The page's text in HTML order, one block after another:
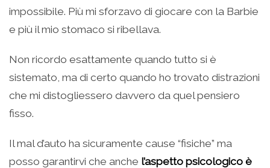
impossibile. Più mi sforzavo di giocare con la Barbie
e più il mio stomaco si ribellava.
Non ricordo esattamente quando tutto si è
sistemato, ma di certo quando ho trovato distrazioni
che mi distogliessero davvero da quel pensiero
fisso.
Il mal d’auto ha sicuramente cause “fisiche” ma
posso garantirvi che anche l’aspetto psicologico è